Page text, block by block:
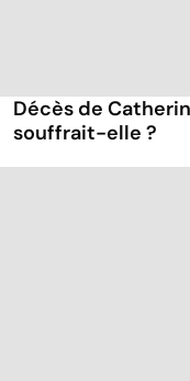
Décès de
souffrait-elle ?